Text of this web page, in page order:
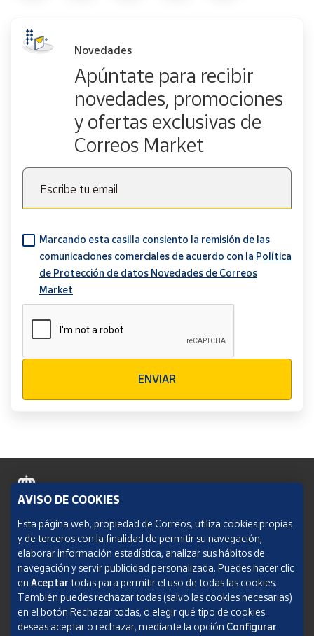
Novedades
Apúntate para recibir
novedades, promociones
y ofertas exclusivas de
Correos Market
Escribe tu email
Marcando esta casilla consiento la remisión de las
comunicaciones comerciales de acuerdo con la Política
de Protección de datos Novedades de Correos
Market
ENVIAR
Política de cookies
Aviso legal
Condiciones del servicio
Política de Privacidad Web
AVISO DE COOKIES
Esta página web, propiedad de Correos, utiliza cookies propias
y de terceros con la finalidad de permitir su navegación,
elaborar información estadística, analizar sus hábitos de
navegación y servir publicidad personalizada. Puedes hacer clic
en Aceptar todas para permitir el uso de todas las cookies.
También puedes rechazar todas (salvo las cookies necesarias)
en el botón Rechazar todas, o elegir qué tipo de cookies
deseas aceptar o rechazar, mediante la opción Configurar